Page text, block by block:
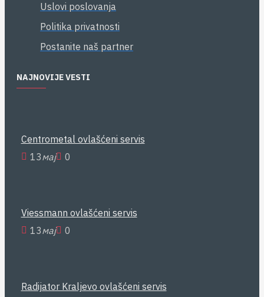
Uslovi poslovanja
Politika privatnosti
Postanite naš partner
NAJNOVIJE VESTI
Centrometal ovlašćeni servis
13мај 0
Viessmann ovlašćeni servis
13мај 0
Radijator Kraljevo ovlašćeni servis